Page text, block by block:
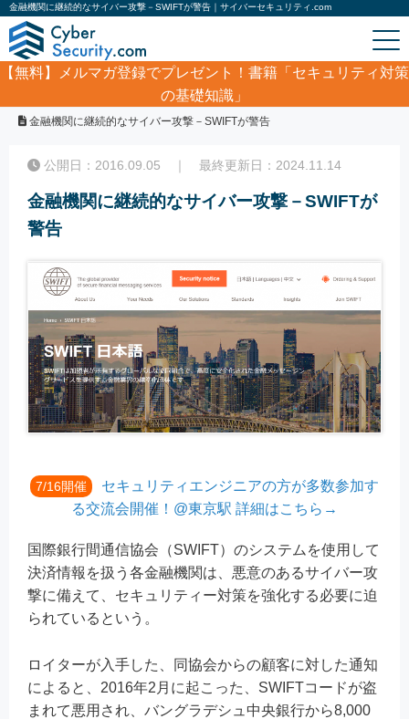
金融機関に継続的なサイバー攻撃－SWIFTが警告｜サイバーセキュリティ.com
【無料】
メルマガ登録でプレゼント！書籍「セキュリティ対策
の基礎知識」
サイバーセキュリティ・情報漏洩ニュース
金融機関に継続的なサイバー攻撃－SWIFTが警告
公開日：2016.09.05 ｜ 最終更新日：2024.11.14
金融機関に継続的なサイバー攻撃－SWIFTが
警告
7/16開催
セキュリティエンジニアの方が多数参加す
る交流会開催！@東京駅 詳細はこちら→
国際銀行間通信協会（SWIFT）のシステムを使用して
決済情報を扱う各金融機関は、悪意のあるサイバー攻
撃に備えて、セキュリティー対策を強化する必要に迫
られているという。
ロイターが入手した、同協会からの顧客に対した通知
によると、2016年2月に起こった、SWIFTコードが盗
まれて悪用され、バングラデシュ中央銀行から8,000